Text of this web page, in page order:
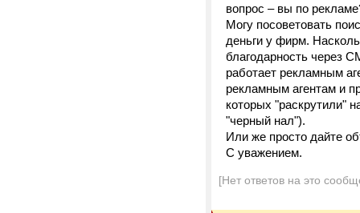
вопрос – вы по
Могу посоветовать
деньги у фирм.
благодарность через
работает рекламным
рекламным агентам и
которых "раскрутили"
"черный нал").
Или же просто дайте
С уважением.
[Нет ответов на это